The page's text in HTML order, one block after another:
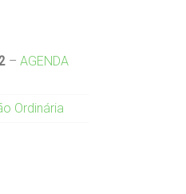
–AGENDA
Ordinária